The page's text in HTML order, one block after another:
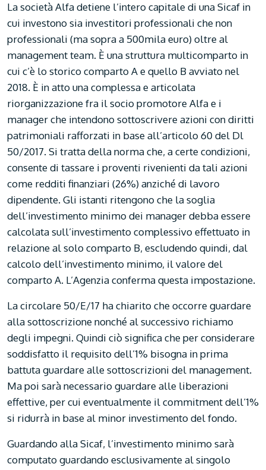
La società Alfa detiene l’intero capitale di una Sicaf in
cui investono sia investitori professionali che non
professionali (ma sopra a 500mila euro) oltre al
management team. È una struttura multicomparto in
cui c’è lo storico comparto A e quello B avviato nel
2018. È in atto una complessa e articolata
riorganizzazione fra il socio promotore Alfa e i
manager che intendono sottoscrivere azioni con diritti
patrimoniali rafforzati in base all’articolo 60 del Dl
50/2017. Si tratta della norma che, a certe condizioni,
consente di tassare i proventi rivenienti da tali azioni
come redditi finanziari (26%) anziché di lavoro
dipendente. Gli istanti ritengono che la soglia
dell’investimento minimo dei manager debba essere
calcolata sull’investimento complessivo effettuato in
relazione al solo comparto B, escludendo quindi, dal
calcolo dell’investimento minimo, il valore del
comparto A. L’Agenzia conferma questa impostazione.
La circolare 50/E/17 ha chiarito che occorre guardare
alla sottoscrizione nonché al successivo richiamo
degli impegni. Quindi ciò significa che per considerare
soddisfatto il requisito dell’1% bisogna in prima
battuta guardare alle sottoscrizioni del management.
Ma poi sarà necessario guardare alle liberazioni
effettive, per cui eventualmente il commitment dell’1%
si ridurrà in base al minor investimento del fondo.
Guardando alla Sicaf, l’investimento minimo sarà
computato guardando esclusivamente al singolo